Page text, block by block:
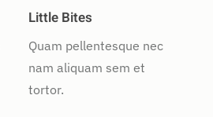
Little Bites
Quam pellentesque nec
nam aliquam sem et
tortor.